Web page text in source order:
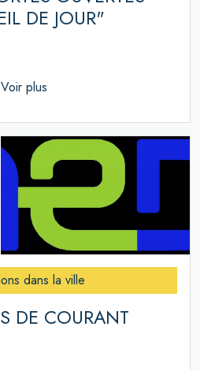
DE JOUR"
Voir plus
dans la ville
DE COURANT